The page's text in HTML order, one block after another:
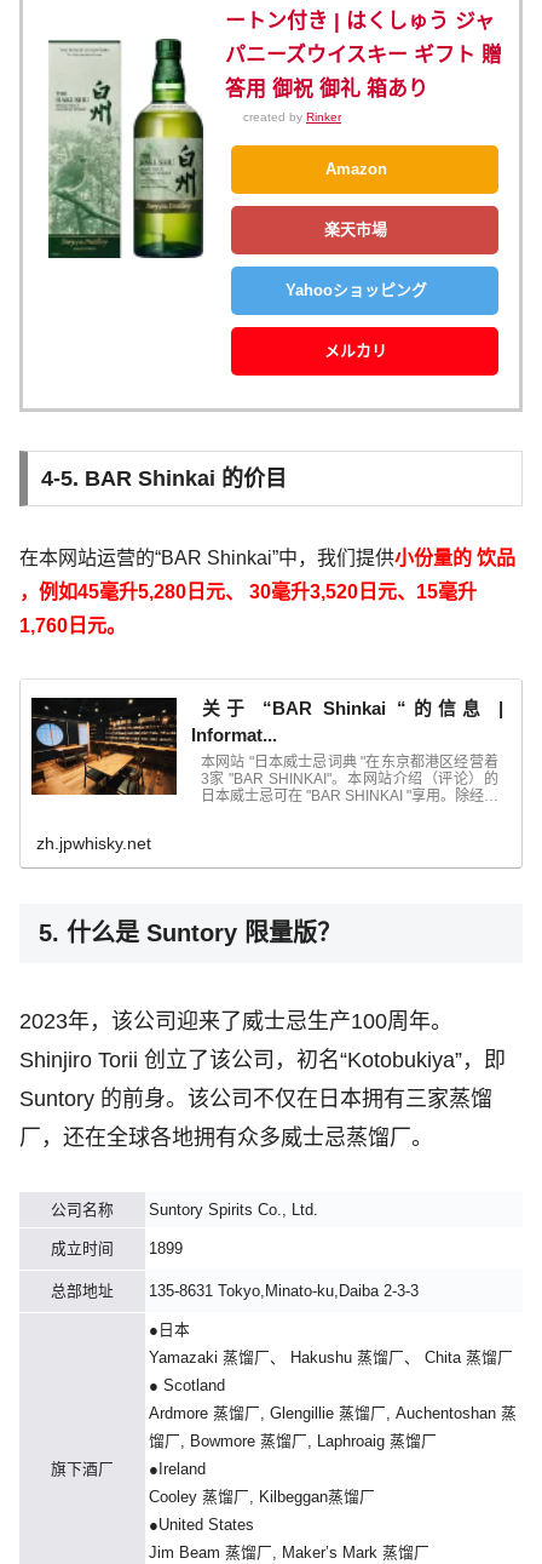
ートン付き | はくしゅう ジャ
パニーズウイスキー ギフト 贈
答用 御祝 御礼 箱あり
created by Rinker
Amazon
楽天市場
Yahooショッピング
メルカリ
4-5. BAR Shinkai 的价目
在本网站运营的“BAR Shinkai”中，我们提供小份量的 饮品
， 例如45毫升5,280日元、
30毫升3,520日元、15毫升
1,760日元。
关于 “BAR Shinkai “的信息 |
Informat...
本网站 "日本威士忌词典 "在东京都港区经营着
3家 "BAR SHINKAI"。本网站介绍（评论）的
日本威士忌可在 "BAR SHINKAI "享用。除经营
zh.jpwhisky.net
5. 什么是 Suntory 限量版？
2023年，该公司迎来了威士忌生产100周年。
Shinjiro Torii 创立了该公司，初名“Kotobukiya”，即
Suntory 的前身。该公司不仅在日本拥有三家蒸馏
厂，还在全球各地拥有众多威士忌蒸馏厂。
公司名称 Suntory Spirits Co., Ltd.
成立时间 1899
总部地址 135-8631 Tokyo,Minato-ku,Daiba 2-3-3
旗下酒厂
●日本
Yamazaki 蒸馏厂、 Hakushu 蒸馏厂、 Chita 蒸馏厂
● Scotland
Ardmore 蒸馏厂, Glengillie 蒸馏厂, Auchentoshan 蒸
馏厂, Bowmore 蒸馏厂, Laphroaig 蒸馏厂
●Ireland
Cooley 蒸馏厂, Kilbeggan蒸馏厂
●United States
Jim Beam 蒸馏厂, Maker’s Mark 蒸馏厂